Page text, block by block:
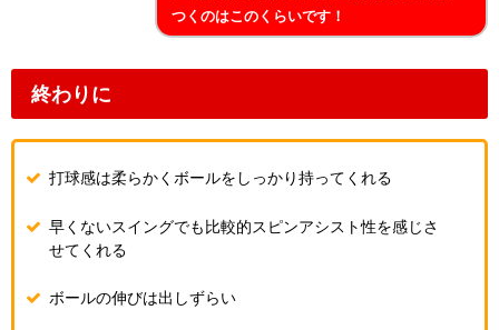
つくのはこのくらいです！
終わりに
打球感は柔らかくボールをしっかり持ってくれる
早くないスイングでも比較的スピンアシスト性を感じさ
せてくれる
ボールの伸びは出しずらい